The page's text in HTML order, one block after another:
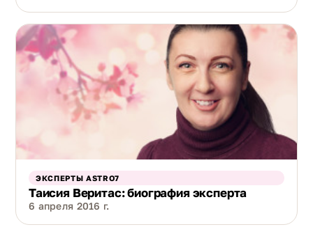
ЭКСПЕРТЫ ASTRO7
Таисия Веритас: биография эксперта
6 апреля 2016 г.